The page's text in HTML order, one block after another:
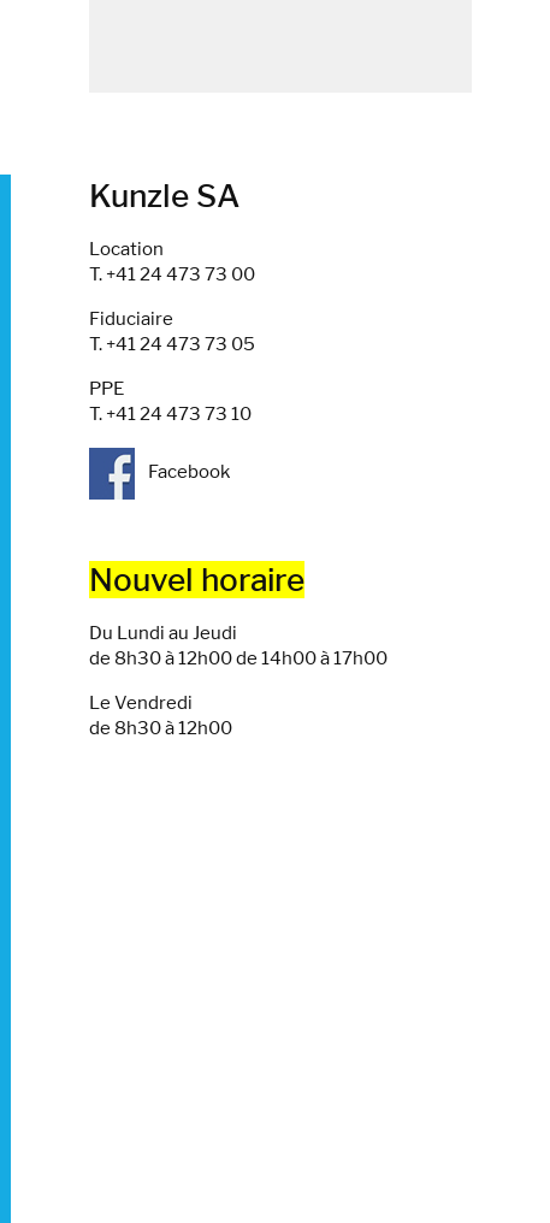
Kunzle SA
Location
T. +41 24 473 73 00
Fiduciaire
T. +41 24 473 73 05
PPE
T. +41 24 473 73 10
Facebook
Nouvel horaire
Du Lundi au Jeudi
de 8h30 à 12h00 de 14h00 à 17h00
Le Vendredi
de 8h30 à 12h00